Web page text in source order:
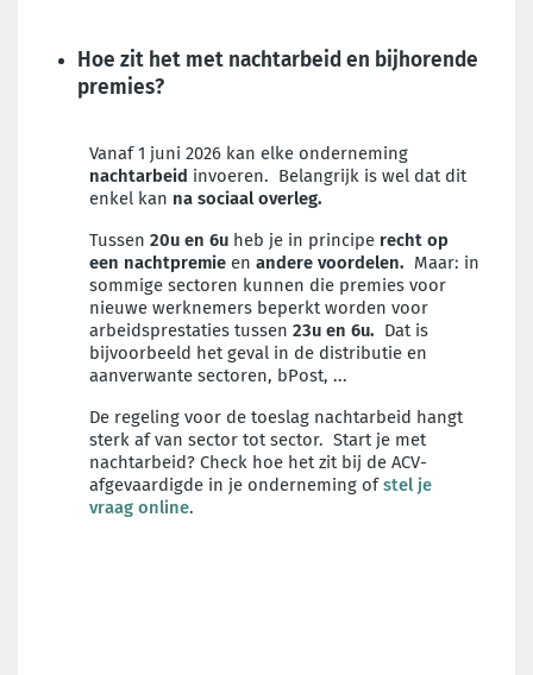
Hoe zit het met nachtarbeid en bijhorende
premies?
Vanaf 1 juni 2026 kan elke onderneming
nachtarbeid invoeren. Belangrijk is wel dat dit
enkel kan na sociaal overleg.
Tussen 20u en 6u heb je in principe recht op
een nachtpremie en andere voordelen. Maar: in
sommige sectoren kunnen die premies voor
nieuwe werknemers beperkt worden voor
arbeidsprestaties tussen 23u en 6u. Dat is
bijvoorbeeld het geval in de distributie en
aanverwante sectoren, bPost, ...
De regeling voor de toeslag nachtarbeid hangt
sterk af van sector tot sector. Start je met
nachtarbeid? Check hoe het zit bij de ACV-
afgevaardigde in je onderneming ofstel je
vraag online.